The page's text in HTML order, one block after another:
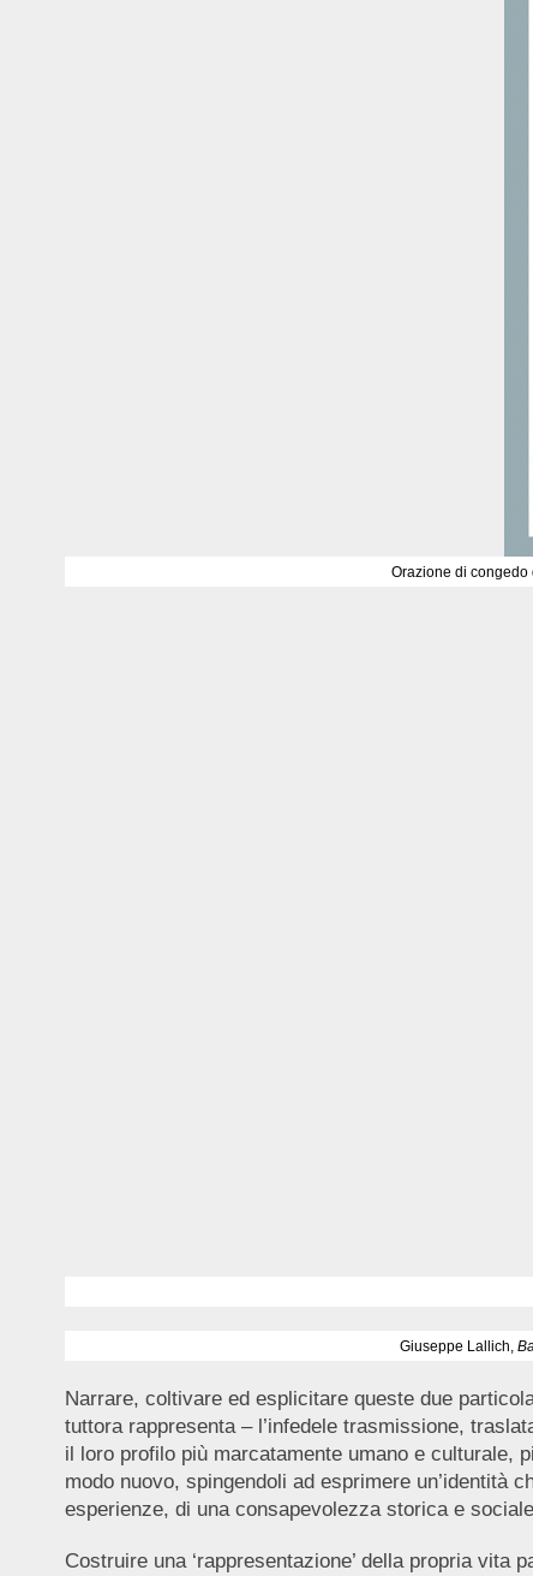
Orazione di congedo
Giuseppe Lallich,
Narrare, coltivare ed esplicitare queste due
tuttora rappresenta – l’infedele trasmissione,
il loro profilo più marcatamente umano e culturale,
modo nuovo, spingendoli ad esprimere un’identità
esperienze, di una consapevolezza storica e
Costruire una ‘rappresentazione’ della propria